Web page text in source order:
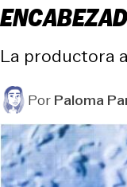
La productora
PorPaloma